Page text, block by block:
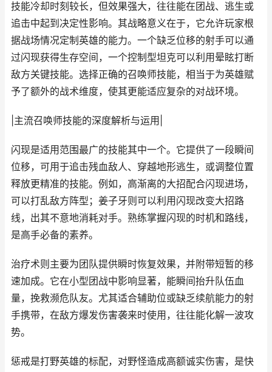
技能冷却时刻较长，但效果强大，往往能在团战、逃生或
追击中起到决定性影响。其战略意义在于，它允许玩家根
据战场情况定制英雄的能力。一个缺乏位移的射手可以通
过闪现获得生存空间，一个控制型坦克可以利用晕眩打断
敌方关键技能。选择正确的召唤师技能，相当于为英雄赋
予了额外的战术维度，使其更能适应复杂的对战环境。
|主流召唤师技能的深度解析与运用|
闪现是适用范围最广的技能其中一个。它提供了一段瞬间
位移，可用于追击残血敌人、穿越地形逃生，或调整位置
释放更精准的技能。例如，高渐离的大招配合闪现进场，
可以打乱敌方阵型；姜子牙则可以利用闪现改变大招路
线，出其不意地消耗对手。熟练掌握闪现的时机和路线，
是高手必备的素养。
治疗术则主要为团队提供瞬时恢复效果，并附带短暂的移
速加成。它在小型团战中影响显著，能瞬间抬升队伍血
量，挽救濒危队友。尤其适合辅助位或缺乏续航能力的射
手携带，在敌方爆发伤害袭来时使用，往往能化解一波攻
势。
惩戒是打野英雄的标配，对野怪造成高额诚实伤害，是快